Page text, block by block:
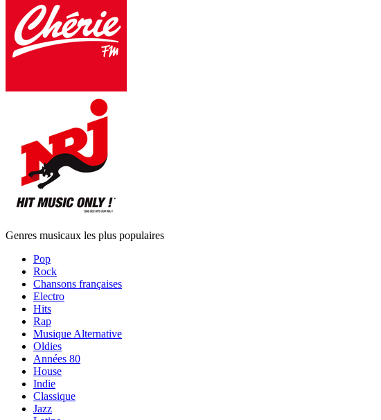
Genres musicaux les plus populaires
Pop
Rock
Chansons françaises
Electro
Hits
Rap
Musique Alternative
Oldies
Années 80
House
Indie
Classique
Jazz